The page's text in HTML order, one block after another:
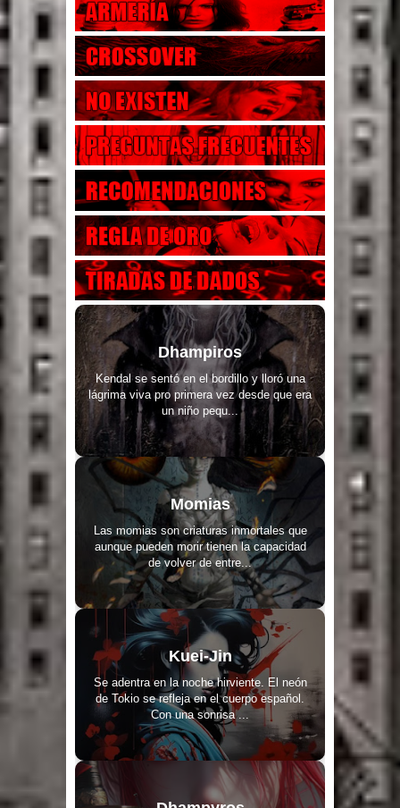
Dhampiros
Kendal se sentó en el bordillo y lloró una
lágrima viva pro primera vez desde que era
un niño pequ...
Momias
Las momias son criaturas inmortales que
aunque pueden morir tienen la capacidad
de volver de entre...
Kuei-Jin
Se adentra en la noche hirviente. El neón
de Tokio se refleja en el cuerpo español.
Con una sonrisa ...